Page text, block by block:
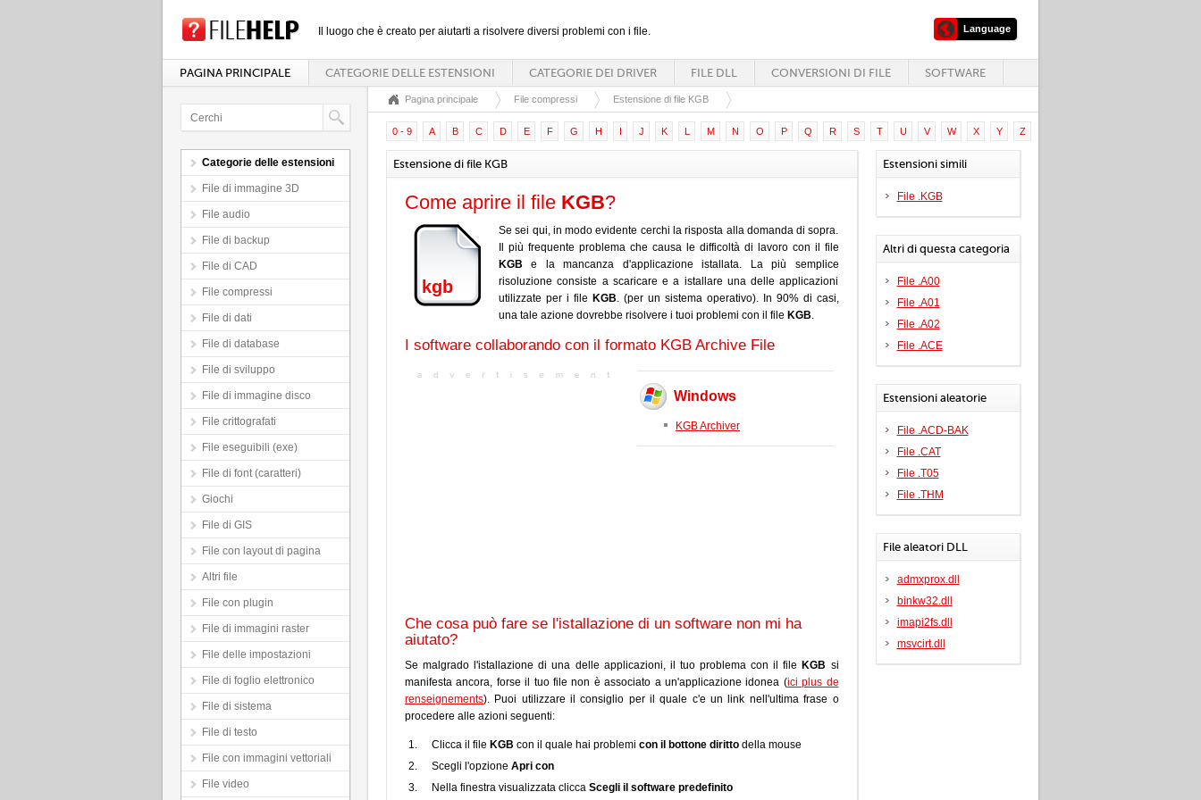
Il luogo che è creato per aiutarti a risolvere diversi problemi con i file. Language
PAGINA PRINCIPALE CATEGORIE DELLE ESTENSIONI CATEGORIE DEI DRIVER FILE DLL CONVERSIONI DI FILE SOFTWARE
Categorie delle estensioni
File di immagine 3D
File audio
File di backup
File di CAD
File compressi
File di dati
File di database
File di sviluppo
File di immagine disco
File crittografati
File eseguibili (exe)
File di font (caratteri)
Giochi
File di GIS
File con layout di pagina
Altri file
File con plugin
File di immagini raster
File delle impostazioni
File di foglio elettronico
File di sistema
File di testo
File con immagini vettoriali
File video
Pagina principale File compressi Estensione di file KGB
0 - 9 A B C D E F G H I J K L M N O P Q R S T U V W X Y Z
Estensione di file KGB
Come aprire il file KGB?
kgb
Se sei qui, in modo evidente cerchi la risposta alla domanda di sopra.
Il più frequente problema che causa le difficoltà di lavoro con il file
KGB e la mancanza d'applicazione istallata. La più semplice
risoluzione consiste a scaricare e a istallare una delle applicazioni
utilizzate per i file KGB. (per un sistema operativo). In 90% di casi,
una tale azione dovrebbe risolvere i tuoi problemi con il file KGB.
I software collaborando con il formato KGB Archive File
Windows
KGB Archiver
Che cosa può fare se l'istallazione di un software non mi ha
aiutato?
Se malgrado l'istallazione di una delle applicazioni, il tuo problema con il file KGB si
manifesta ancora, forse il tuo file non è associato a un'applicazione idonea (ici plus de
renseignements). Puoi utilizzare il consiglio per il quale c'e un link nell'ultima frase o
procedere alle azioni seguenti:
Clicca il file KGB con il quale hai problemi con il bottone diritto della mouse
Scegli l'opzione Apri con
Nella finestra visualizzata clicca Scegli il software predefinito
Estensioni simili
File .KGB
Altri di questa categoria
File .A00
File .A01
File .A02
File .ACE
Estensioni aleatorie
File .ACD-BAK
File .CAT
File .T05
File .THM
File aleatori DLL
admxprox.dll
binkw32.dll
imapi2fs.dll
msvcirt.dll